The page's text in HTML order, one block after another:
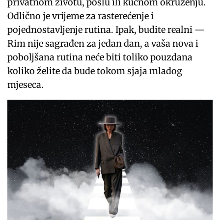
Odlično je vrijeme za rasterećenje i
pojednostavljenje rutina. Ipak, budite realni —
Rim nije sagrađen za jedan dan, a vaša nova i
poboljšana rutina neće biti toliko pouzdana
koliko želite da bude tokom sjaja mladog
mjeseca.